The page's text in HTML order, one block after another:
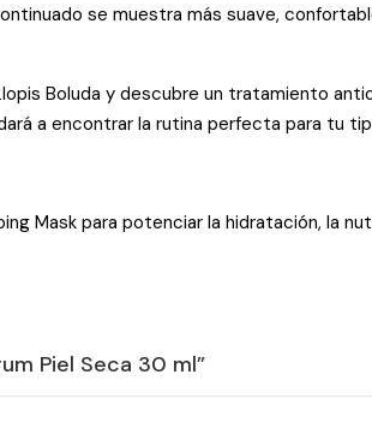
se muestra más suave,
Boluda y descubre un tratamiento
a encontrar la rutina perfecta para tu
Mask para potenciar la hidratación, la
Piel Seca 30 ml”